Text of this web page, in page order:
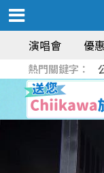
演唱會 優
熱門關鍵字：